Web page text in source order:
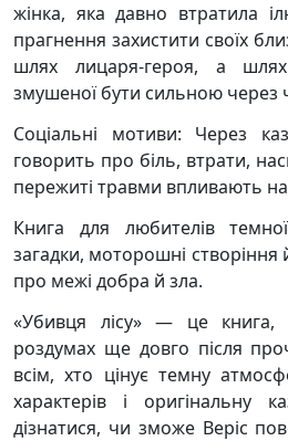
жінка, яка давно втратила
прагнення захистити своїх
шлях лицаря-героя, а
змушеної бути сильною через
Соціальні мотиви: Через
говорить про біль, втрати,
пережиті травми впливають на
Книга для любителів
загадки, моторошні створіння
про межі добра й зла.
«Убивця лісу» — це
роздумах ще довго після
всім, хто цінує темну
характерів і оригінальну
дізнатися, чи зможе Веріс